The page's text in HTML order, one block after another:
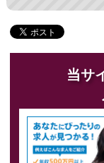
当サ